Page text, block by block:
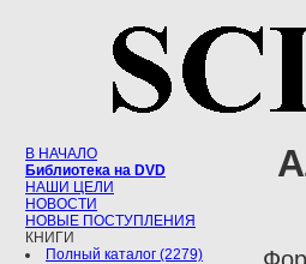
В НАЧАЛО
Библиотека на DVD
НАШИ ЦЕЛИ
НОВОСТИ
НОВЫЕ ПОСТУПЛЕНИЯ
КНИГИ
Полный каталог (2279)